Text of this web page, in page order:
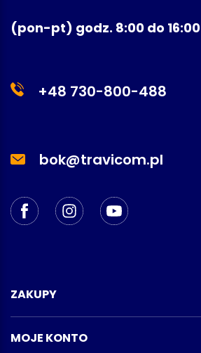
(pon-pt) godz. 8:00 do 16:00
+48 730-800-488
bok@travicom.pl
ZAKUPY
MOJE KONTO